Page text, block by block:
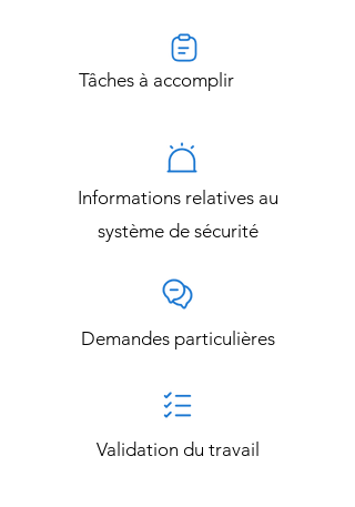
Tâches à accomplir
Informations relatives au
système de sécurité
Demandes particulières
Validation du travail